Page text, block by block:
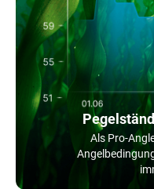
Als Pro-